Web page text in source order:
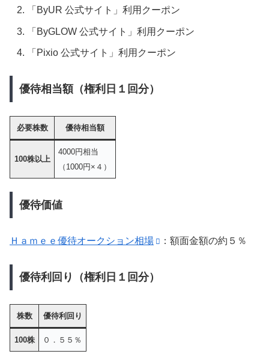
「ByUR 公式サイト」利用クーポン
「ByGLOW 公式サイト」利用クーポン
「Pixio 公式サイト」利用クーポン
優待相当額（権利日１回分）
必要株数 優待相当額
100株以上
4000円相当
（1000円×４）
優待価値
Ｈａｍｅｅ優待オークション相場 ：額面金額の約５％
優待利回り（権利日１回分）
株数 優待利回り
100株 ０．５５％